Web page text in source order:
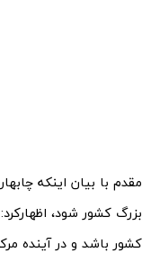
مقدم با بیان اینکه
بزرگ کشور شود،
کشور باشد و در آینده